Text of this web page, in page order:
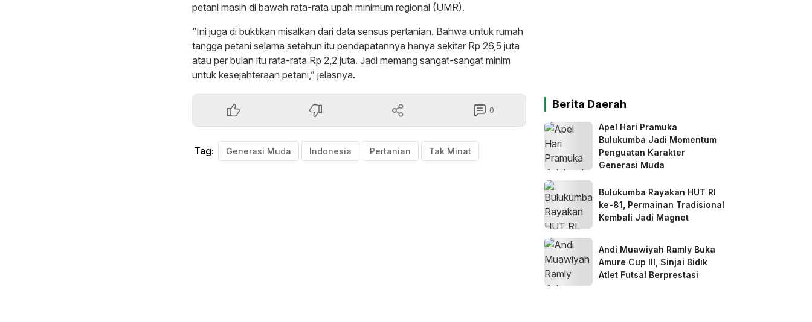
petani masih di bawah rata-rata upah minimum regional (UMR).
“Ini juga di buktikan misalkan dari data sensus pertanian. Bahwa untuk rumah
tangga petani selama setahun itu pendapatannya hanya sekitar Rp 26,5 juta
atau per bulan itu rata-rata Rp 2,2 juta. Jadi memang sangat-sangat minim
untuk kesejahteraan petani,” jelasnya.
0
Tag: Generasi Muda Indonesia Pertanian Tak Minat
Berita Daerah
Apel Hari Pramuka
Bulukumba Jadi Momentum
Penguatan Karakter
Generasi Muda
Bulukumba Rayakan HUT RI
ke-81, Permainan Tradisional
Kembali Jadi Magnet
Andi Muawiyah Ramly Buka
Amure Cup III, Sinjai Bidik
Atlet Futsal Berprestasi